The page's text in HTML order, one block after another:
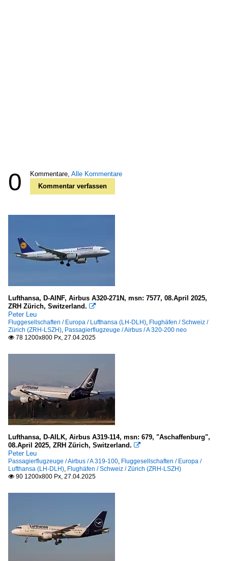
0 Kommentare, Alle Kommentare
Kommentar verfassen
Lufthansa, D-AINF, Airbus A320-271N, msn: 7577, 08.April 2025,
ZRH Zürich, Switzerland. 
Peter Leu
Fluggesellschaften / Europa / Lufthansa (LH-DLH), Flughäfen / Schweiz /
Zürich (ZRH-LSZH), Passagierflugzeuge / Airbus / A 320-200 neo
 78 1200x800 Px, 27.04.2025
Lufthansa, D-AILK, Airbus A319-114, msn: 679, "Aschaffenburg",
08.April 2025, ZRH Zürich, Switzerland. 
Peter Leu
Passagierflugzeuge / Airbus / A 319-100, Fluggesellschaften / Europa /
Lufthansa (LH-DLH), Flughäfen / Schweiz / Zürich (ZRH-LSZH)
 90 1200x800 Px, 27.04.2025